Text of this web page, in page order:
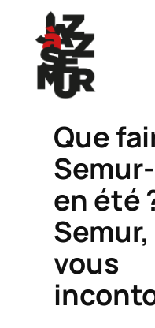
contenu
Que
en été
vous